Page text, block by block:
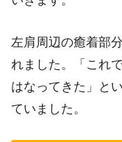
左肩周辺の癒着部
れました。「これ
はなってきた」と
ていました。